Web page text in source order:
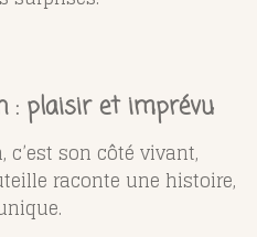
: plaisir et imprévu
c’est son côté vivant,
raconte une histoire,